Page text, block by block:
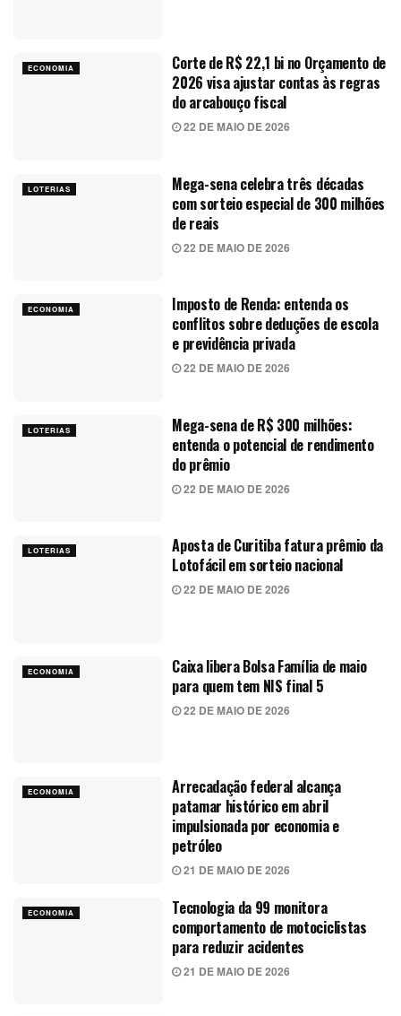
ECONOMIA
Corte de R$ 22,1 bi no Orçamento de
2026 visa ajustar contas às regras
do arcabouço fiscal
22 DE MAIO DE 2026
LOTERIAS
Mega-sena celebra três décadas
com sorteio especial de 300 milhões
de reais
22 DE MAIO DE 2026
ECONOMIA
Imposto de Renda: entenda os
conflitos sobre deduções de escola
e previdência privada
22 DE MAIO DE 2026
LOTERIAS
Mega-sena de R$ 300 milhões:
entenda o potencial de rendimento
do prêmio
22 DE MAIO DE 2026
LOTERIAS
Aposta de Curitiba fatura prêmio da
Lotofácil em sorteio nacional
22 DE MAIO DE 2026
ECONOMIA
Caixa libera Bolsa Família de maio
para quem tem NIS final 5
22 DE MAIO DE 2026
ECONOMIA
Arrecadação federal alcança
patamar histórico em abril
impulsionada por economia e
petróleo
21 DE MAIO DE 2026
ECONOMIA
Tecnologia da 99 monitora
comportamento de motociclistas
para reduzir acidentes
21 DE MAIO DE 2026